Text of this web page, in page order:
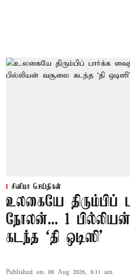
சினிமா செய்திகள்
உலகையே திரும்பிப்
நோலன்... 1
கடந்த ‘தி ஒடிஸி’
Published on: 08 Aug 2026, 8:11 am